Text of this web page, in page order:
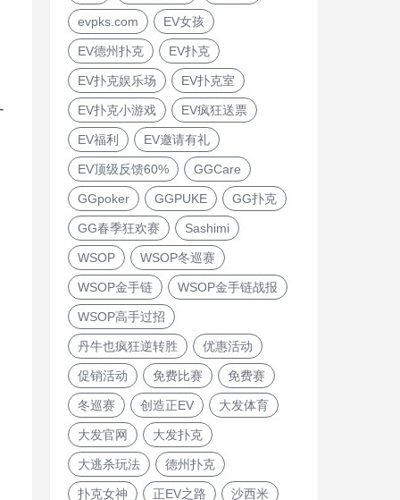
evpks.com EV女孩
EV德州扑克 EV扑克
EV扑克娱乐场 EV扑克室
EV扑克小游戏 EV疯狂送票
EV福利 EV邀请有礼
EV顶级反馈60% GGCare
GGpoker GGPUKE GG扑克
GG春季狂欢赛 Sashimi
WSOP WSOP冬巡赛
WSOP金手链 WSOP金手链战报
WSOP高手过招
丹牛也疯狂逆转胜 优惠活动
促销活动 免费比赛 免费赛
冬巡赛 创造正EV 大发体育
大发官网 大发扑克
大逃杀玩法 德州扑克
扑克女神 正EV之路 沙西米